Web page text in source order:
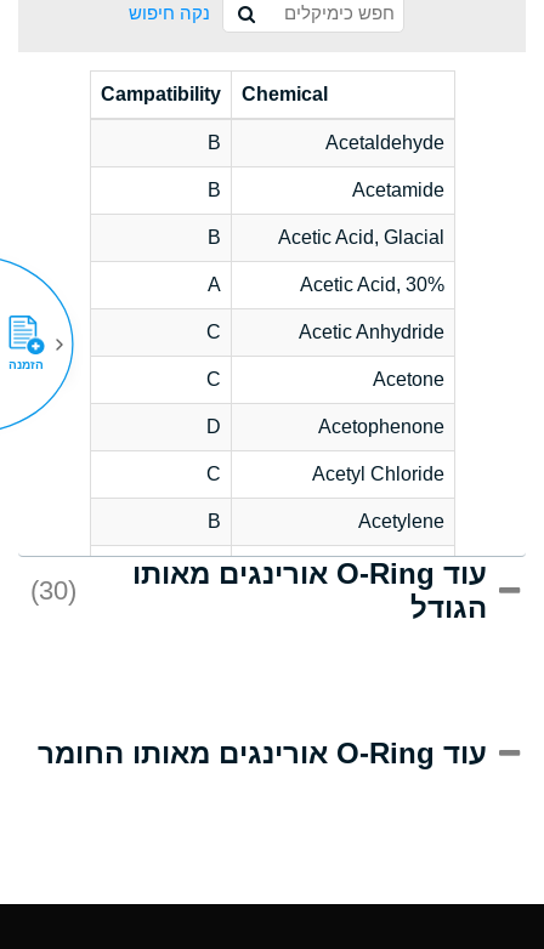
נקה חיפוש
Chemical
Campatibility
Acetaldehyde
B
Acetamide
B
Acetic Acid, Glacial
B
Acetic Acid, 30%
A
Acetic Anhydride
C
Acetone
C
Acetophenone
D
Acetyl Chloride
C
Acetylene
B
Acrlylonitrile
D
Adipic Acid
(Aqueous)
עוד O-Ring אורינגים מאותו
הגודל
(30)
עוד O-Ring אורינגים מאותו החומר
הזמנה